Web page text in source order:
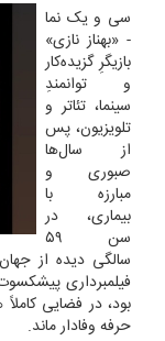
سی و یک نما
- «بهناز نازی»
بازیگرِ گزیده‌کار
و توانمندِ
سینما، تئاتر و
تلویزیون، پس
از سال‌ها
صبوری و
مبارزه با
بیماری، در
سن ۵۹
سالگی دیده از
فیلمبرداری
بود، در فضایی
حرفه وفادار ماند.